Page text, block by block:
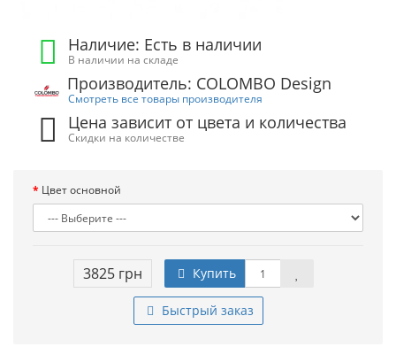
Наличие: Есть в наличии
В наличии на складе
Производитель: COLOMBO Design
Смотреть все товары производителя
Цена зависит от цвета и количества
Скидки на количестве
Цвет основной
3825 грн Купить
Быстрый заказ